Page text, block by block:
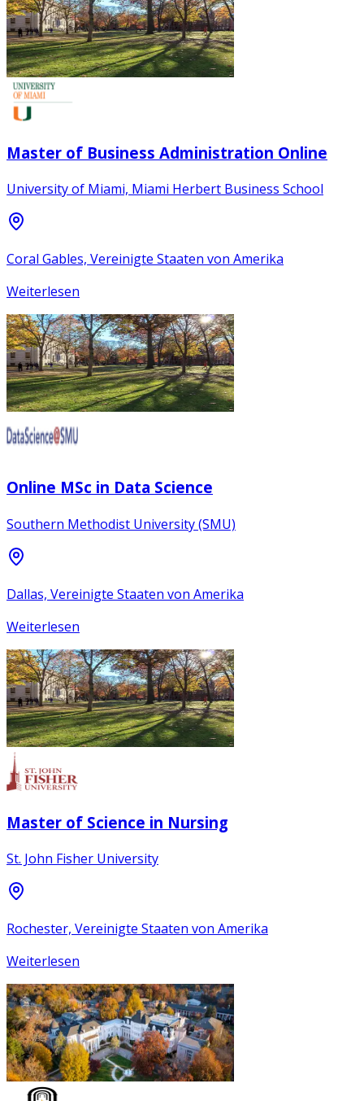
Master of Business Administration Online
University of Miami, Miami Herbert Business School
Coral Gables, Vereinigte Staaten von Amerika
Weiterlesen
Online MSc in Data Science
Southern Methodist University (SMU)
Dallas, Vereinigte Staaten von Amerika
Weiterlesen
Master of Science in Nursing
St. John Fisher University
Rochester, Vereinigte Staaten von Amerika
Weiterlesen